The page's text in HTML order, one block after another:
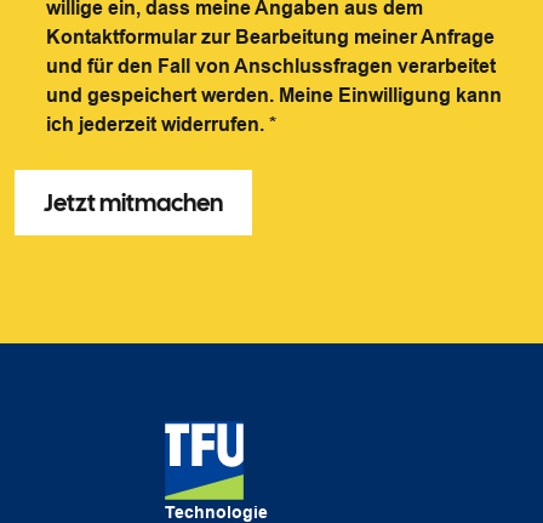
willige ein, dass meine Angaben aus dem
Kontaktformular zur Bearbeitung meiner Anfrage
und für den Fall von Anschlussfragen verarbeitet
und gespeichert werden. Meine Einwilligung kann
ich jederzeit widerrufen.*
Technologie